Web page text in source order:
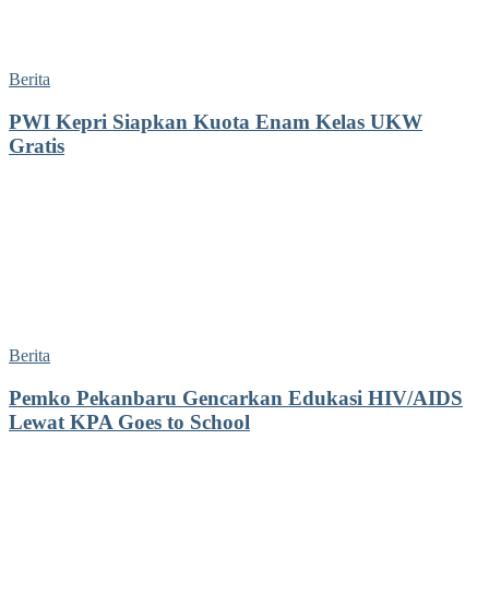
Berita
PWI Kepri Siapkan Kuota Enam Kelas UKW
Gratis
Berita
Pemko Pekanbaru Gencarkan Edukasi HIV/AIDS
Lewat KPA Goes to School